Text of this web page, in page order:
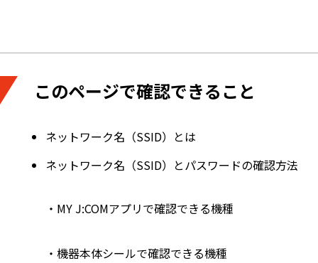
このページで確認できること
ネットワーク名（SSID）とは
ネットワーク名（SSID）とパスワードの確認方法
・MY J:COMアプリで確認できる機種
・機器本体シールで確認できる機種